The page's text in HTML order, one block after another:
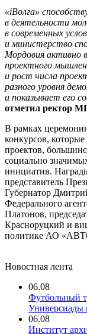
«iВолга»
в деятельности
в современных
и министерство
Мордовия активно
проектного
и рост числа
разного уровня
и показывает его
отметил ректор
В рамках
конкурсов,
проектов,
социально
инициатив.
представитель
Губернатор
Федерального
Платонов,
Красноруцкий и
политике АО
Новостная лента
06.08
Футбольный
Универсиады
06.08
Институт